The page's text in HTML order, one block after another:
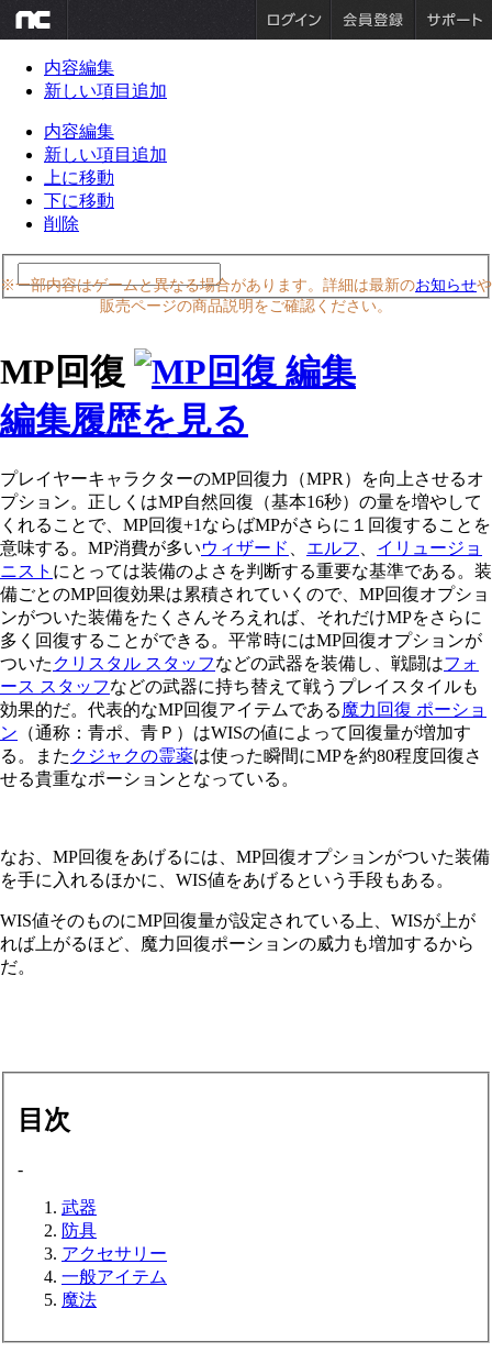
内容編集
新しい項目追加
内容編集
新しい項目追加
上に移動
下に移動
削除
※一部内容はゲームと異なる場合があります。詳細は最新のお知らせや
販売ページの商品説明をご確認ください。
MP回復
編集履歴を見る
プレイヤーキャラクターのMP回復力（MPR）を向上させるオ
プション。正しくはMP自然回復（基本16秒）の量を増やして
くれることで、MP回復+1ならばMPがさらに１回復することを
意味する。MP消費が多いウィザード エルフ
イリュージョ
ニスト にとっては装備のよさを判断する重要な基準である。装
備ごとのMP回復効果は累積されていくので、MP回復オプショ
ンがついた装備をたくさんそろえれば、それだけMPをさらに
多く回復することができる。平常時にはMP回復オプションが
ついた クリスタル スタッフなどの武器を装備し、戦闘はフォ
ース スタッフなどの武器に持ち替えて戦うプレイスタイルも
効果的だ。代表的なMP回復アイテムである魔力回復 ポーショ
ン （通称：青ポ、青Ｐ）はWISの値によって回復量が増加す
る。また クジャクの霊薬は使った瞬間にMPを約80程度回復さ
せる貴重なポーションとなっている。
なお、MP回復をあげるには、MP回復オプションがついた装備
を手に入れるほかに、WIS値をあげるという手段もある。
WIS値そのものにMP回復量が設定されている上、WISが上が
れば上がるほど、魔力回復ポーションの威力も増加するから
だ。
目次
-
武器
防具
アクセサリー
一般アイテム
魔法